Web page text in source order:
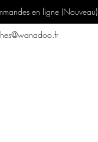
en ligne (Nouveau)